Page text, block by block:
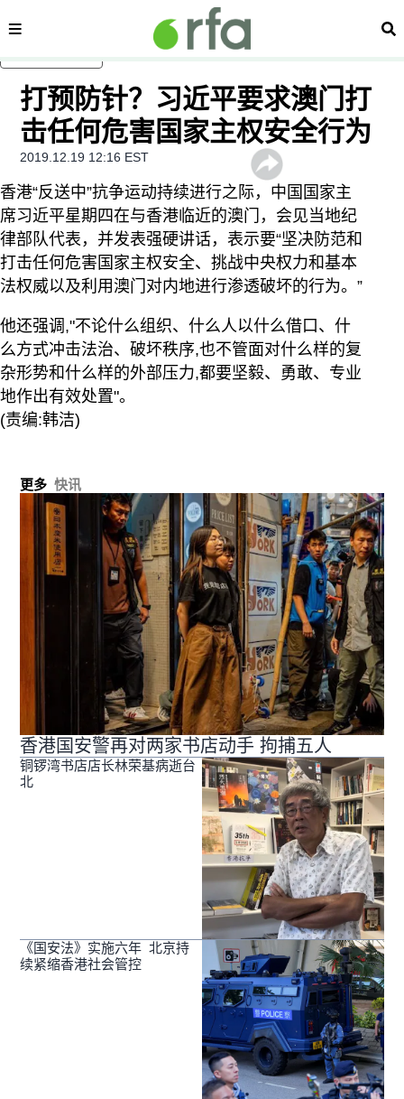
内容分类 搜
打预防针？习近平要求澳门打
击任何危害国家主权安全行为
2019.12.19 12:16 EST
香港“反送中”抗争运动持续进行之际，中国国家主
席习近平星期四在与香港临近的澳门，会见当地纪
律部队代表，并发表强硬讲话，表示要“坚决防范和
打击任何危害国家主权安全、挑战中央权力和基本
法权威以及利用澳门对内地进行渗透破坏的行为。”
他还强调,"不论什么组织、什么人以什么借口、什
么方式冲击法治、破坏秩序,也不管面对什么样的复
杂形势和什么样的外部压力,都要坚毅、勇敢、专业
地作出有效处置"。
(责编:韩洁)
更多 快讯
香港国安警再对两家书店动手 拘捕五人
铜锣湾书店店长林荣基病逝台
北
《国安法》实施六年 北京持
续紧缩香港社会管控